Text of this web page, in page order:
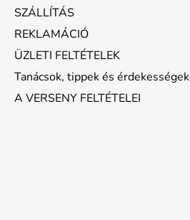
SZÁLLÍTÁS
REKLAMÁCIÓ
ÜZLETI FELTÉTELEK
Tanácsok, tippek és érdekességek
A VERSENY FELTÉTELEI